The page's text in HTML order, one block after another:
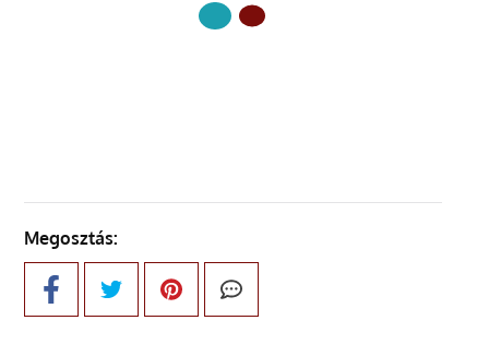
Megosztás: